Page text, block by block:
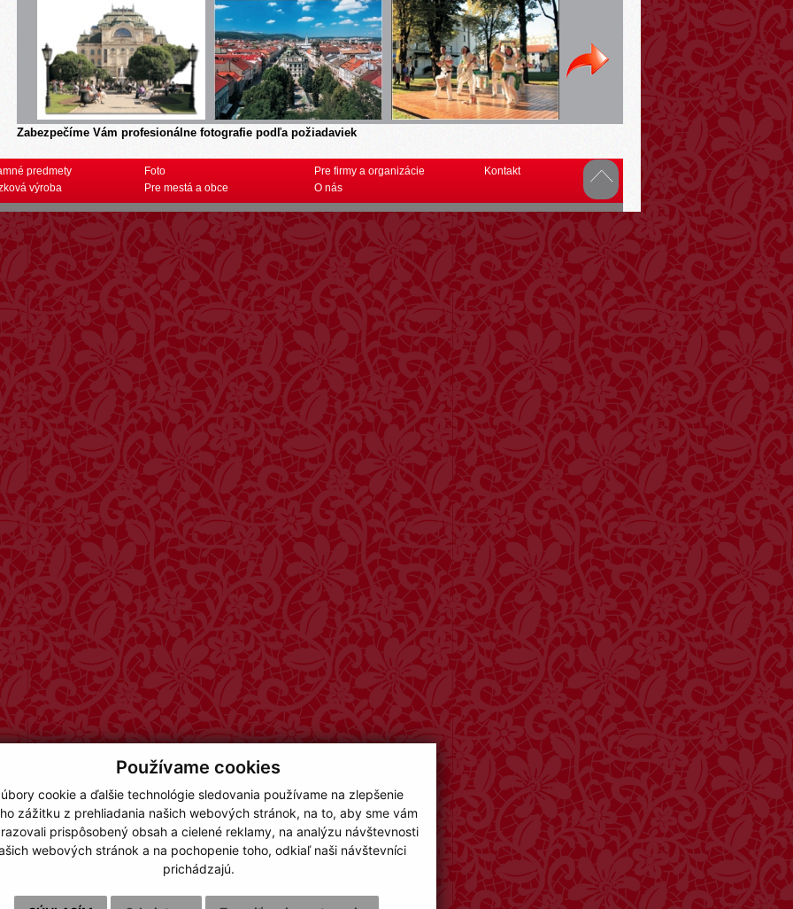
Používame cookies
cookie a ďalšie technológie sledovania používame na zlepšenie
zážitku z prehliadania našich webových stránok, na to, aby sme vám
prispôsobený obsah a cielené reklamy, na analýzu návštevnosti
webových stránok a na pochopenie toho, odkiaľ naši návštevníci
prichádzajú.
Zabezpečíme Vám profesionálne fotografie podľa požiadaviek
predmety
výroba
Foto
Pre mestá a obce
Pre firmy a organizácie
O nás
Kontakt